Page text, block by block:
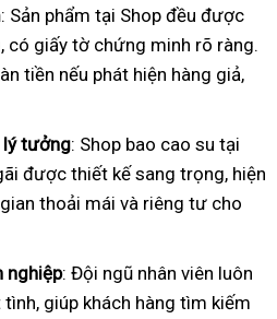
: Sản phẩm tại Shop đều được
có giấy tờ chứng minh rõ ràng.
tiền nếu phát hiện hàng giả,
lý tưởng: Shop bao cao su tại
được thiết kế sang trọng, hiện
thoải mái và riêng tư cho
nghiệp: Đội ngũ nhân viên luôn
giúp khách hàng tìm kiếm